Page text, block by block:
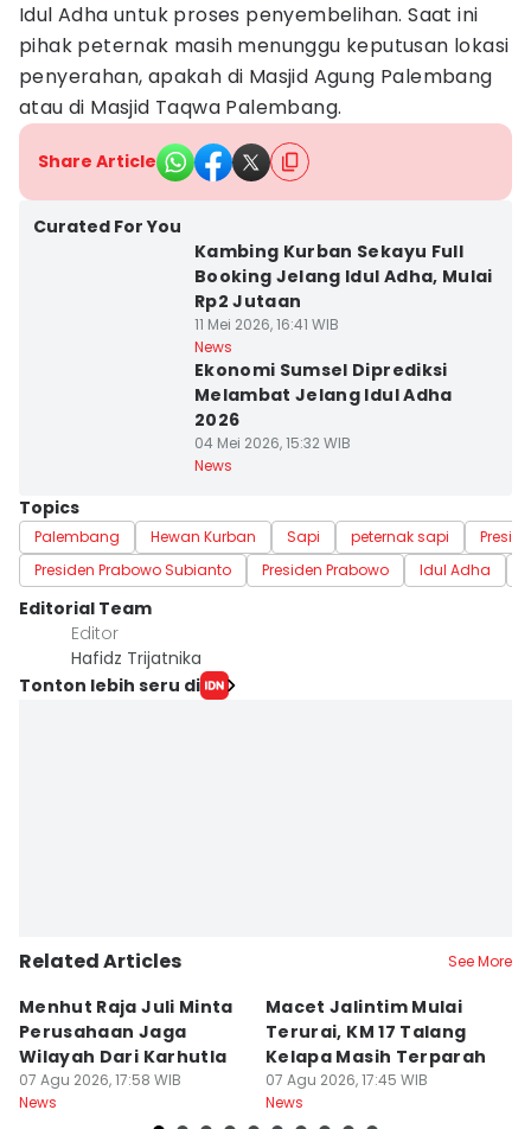
Idul Adha untuk proses penyembelihan. Saat ini
pihak peternak masih menunggu keputusan lokasi
penyerahan, apakah di Masjid Agung Palembang
atau di Masjid Taqwa Palembang.
Share Article
Curated For You
Kambing Kurban Sekayu Full
Booking Jelang Idul Adha, Mulai
Rp2 Jutaan
11 Mei 2026, 16:41 WIB
News
Ekonomi Sumsel Diprediksi
Melambat Jelang Idul Adha
2026
04 Mei 2026, 15:32 WIB
News
Topics
Palembang Hewan Kurban Sapi peternak sapi
Presiden Prabowo Subianto
Presiden Prabowo Idul Adha
Editorial Team
Editor
Hafidz Trijatnika
Tonton lebih seru di
Related Articles See More
Menhut Raja Juli Minta
Perusahaan Jaga
Wilayah Dari Karhutla
07 Agu 2026, 17:58 WIB
News
Macet Jalintim Mulai
Terurai, KM 17 Talang
Kelapa Masih Terparah
07 Agu 2026, 17:45 WIB
News